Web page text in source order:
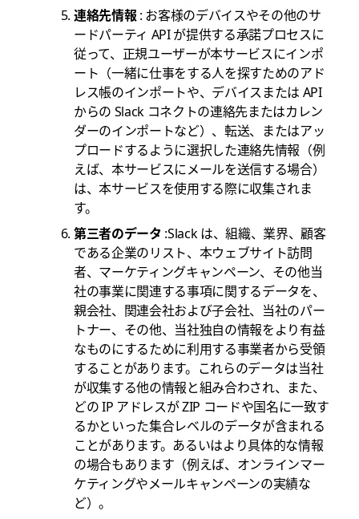
連絡先情報 : お客様のデバイスやその他のサ
ードパーティ API が提供する承諾プロセスに
従って、正規ユーザーが本サービスにインポ
ート（一緒に仕事をする人を探すためのアド
レス帳のインポートや、デバイスまたは API
からの Slack コネクトの連絡先またはカレン
ダーのインポートなど）、転送、またはアッ
プロードするように選択した連絡先情報（例
えば、本サービスにメールを送信する場合）
は、本サービスを使用する際に収集されま
す。
第三者のデータ :Slack は、組織、業界、顧客
である企業のリスト、本ウェブサイト訪問
者、マーケティングキャンペーン、その他当
社の事業に関連する事項に関するデータを、
親会社、関連会社および子会社、当社のパー
トナー、その他、当社独自の情報をより有益
なものにするために利用する事業者から受領
することがあります。これらのデータは当社
が収集する他の情報と組み合わされ、また、
どの IP アドレスが ZIP コードや国名に一致す
るかといった集合レベルのデータが含まれる
ことがあります。あるいはより具体的な情報
の場合もあります（例えば、オンラインマー
ケティングやメールキャンペーンの実績な
ど）。